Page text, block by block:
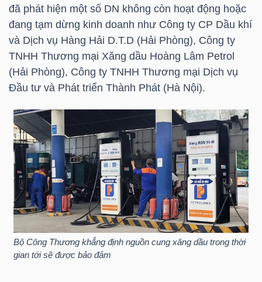
đã phát hiện một số DN không còn hoạt động hoặc
đang tạm dừng kinh doanh như Công ty CP Dầu khí
và Dịch vụ Hàng Hải D.T.D (Hải Phòng), Công ty
TNHH Thương mại Xăng dầu Hoàng Lâm Petrol
(Hải Phòng), Công ty TNHH Thương mại Dịch vụ
Đầu tư và Phát triển Thành Phát (Hà Nội).
Bộ Công Thương khẳng định nguồn cung xăng dầu trong thời
gian tới sẽ được bảo đảm
ĐÔNG
DƯƠNG
TÀI
CHÍNH
CÁ
NHÂN
PHÂN
TÍCH
VIETSTOCKFINANCE